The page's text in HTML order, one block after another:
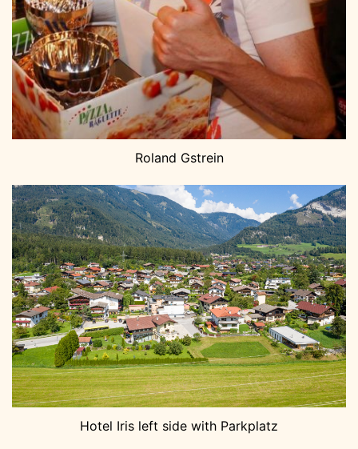
Roland Gstrein
Hotel Iris left side with Parkplatz